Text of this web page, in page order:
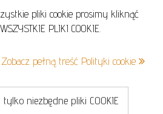
pliki cookie prosimy kliknąć
PLIKI COOKIE.
Zobacz pełną treść Polityki cookie
niezbędne pliki COOKIE
605 240 157